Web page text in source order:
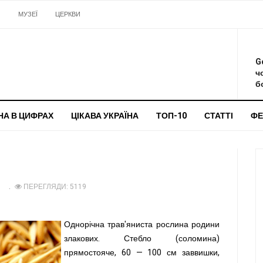
МУЗЕЇ ЦЕРКВИ
В ЦИФРАХ ЦІКАВА УКРАЇНА ТОП-10 СТАТТІ
ПЕРЕГЛЯДИ: 5119
Однорічна трав'яниста рослина родини
злакових. Стебло (соломина)
прямостояче, 60 — 100 см заввишки,